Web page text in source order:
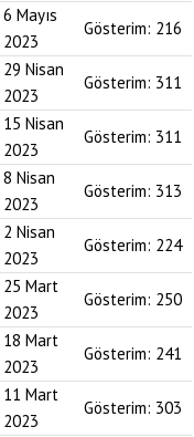
6 Mayıs
2023
Gösterim: 216
29 Nisan
2023
Gösterim: 311
15 Nisan
2023
Gösterim: 311
8 Nisan
2023
Gösterim: 313
2 Nisan
2023
Gösterim: 224
25 Mart
2023
Gösterim: 250
18 Mart
2023
Gösterim: 241
11 Mart
2023
Gösterim: 303